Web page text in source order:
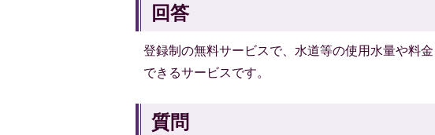
回答
登録制の無料サービスで、水道等の使用水量や料
できるサービスです。
質問